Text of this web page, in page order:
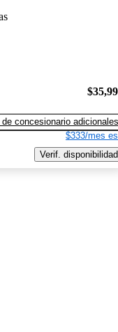
concesionario adicionales
$333/mes
Verif. disponibilidad